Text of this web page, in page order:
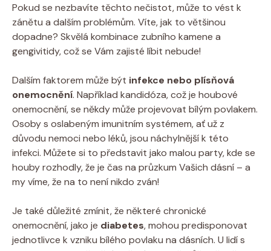
Pokud se nezbavíte těchto nečistot, může to vést k
zánětu a dalším problémům. Víte, jak to většinou
dopadne? Skvělá kombinace zubního kamene a
gengivitidy, což se Vám zajisté líbit nebude!
Dalším faktorem může být infekce nebo plísňová
onemocnění. Například kandidóza, což je houbové
onemocnění, se někdy může projevovat bílým povlakem.
Osoby s oslabeným imunitním systémem, ať už z
důvodu nemoci nebo léků, jsou náchylnější k této
infekci. Můžete si to představit jako malou party, kde se
houby rozhodly, že je čas na průzkum Vašich dásní – a
my víme, že na to není nikdo zván!
Je také důležité zmínit, že některé chronické
onemocnění, jako je diabetes, mohou predisponovat
jednotlivce k vzniku bílého povlaku na dásních. U lidí s